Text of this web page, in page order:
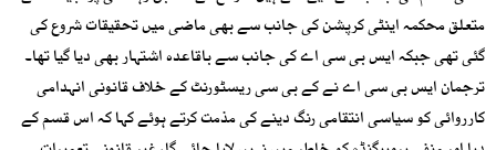
متعلق محکمہ اینٹی کرپشن کی جانب سے بھی ماضی میں تحقیقات شروع کی
گئی تھی جبکہ ایس بی سی اے کی جانب سے باقاعدہ اشتہار بھی دیا گیا تھا۔
ترجمان ایس بی سی اے نے کے بی سی ریسٹورنٹ کے خلاف قانونی انہدامی
کارروائی کو سیاسی انتقامی رنگ دینے کی مذمت کرتے ہوئے کہا کہ اس قسم کے